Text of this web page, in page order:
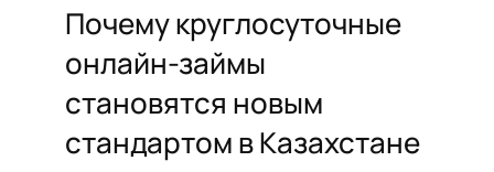
Почему круглосуточные
онлайн-займы
становятся новым
стандартом в Казахстане